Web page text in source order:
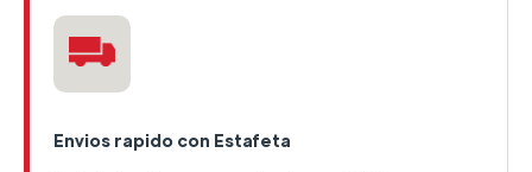
Envios rapido con Estafeta